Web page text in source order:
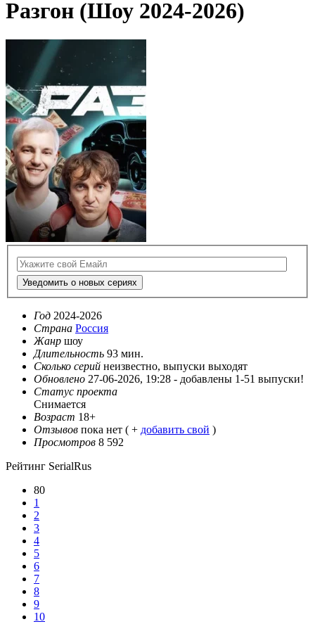
Разгон (Шоу 2024-2026)
Уведомить о новых сериях
Год 2024-2026
Страна Россия
Жанр шоу
Длительность 93 мин.
Сколько серий неизвестно, выпуски выходят
Обновлено 27-06-2026, 19:28 - добавлены 1-51 выпуски!
Статус проекта
Снимается
Возраст 18+
Отзывов пока нет ( + добавить свой )
Просмотров 8 592
Рейтинг SerialRus
80
1
2
3
4
5
6
7
8
9
10